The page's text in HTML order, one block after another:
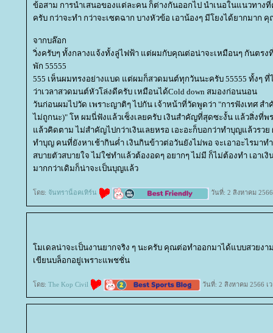
ข้อสาม การนำเสนอของแต่ละคน ก็ต่างกันออกไป นำเนอในแนวทาง
ครับ กว่าจะทำ กว่าจะเซตฉาก บางหัวข้อ เอาน้องๆ มีโยงได้ยากมาก
จากบล๊อก
วิ่งครับๆ ทั้งกลางแจ้งทั้งลู่ไฟฟ้า แต่ผมกับคุณต่อน่าจะเหมือนๆ กันตรงที่
พัก 55555
555 เห็นผมทรงอย่างแบด แต่ผมก็สวดมนต์ทุกวันนะครับ 55555 ทั้งๆ
ว่าเวลาสวดมนต์หัวโล่งดีครับ เหมือนได้Cold down สมองก่อนนอน
วันก่อนผมไปวัด เพราะญาติๆ ไปกัน เจ้าหน้าที่วัดพูดว่า "การฟังเทศ ส
ไม่ถูกนะ)" โห ผมนี่ฟังแล้วเซ็งเลยครับ เงินสำคัญที่สุดซะงั้น แล้วสิ่งที่พ
ล้วคิดตาม ไม่สำคัญไปกว่าเงินเลยหรอ เอะอะก็บอกว่าทำบุญแล้วรว
ทำบุญ คนที่ยังหาเช้ากินค่ำ เงินกินข้าวต่อวันยังไม่พอ จะเอาอะไรมา
สบายตัวสบายใจ ไม่ใช่ทำแล้วต้องอดๆ อยากๆ ไม่มี ก็ไม่ต้องทำ เอาเ
มากกว่าเดิมก็น่าจะเป็นบุญแล้ว
ดย: จันทราน็อคเทิร์น วันที่: 2 สิงหาคม
มเดลน่าจะเป็นงานยากจริง ๆ นะครับ คุณต่อทำออกมาได้แบบสวยงา
เขียนบล็อกอยู่เพราะแพชชั่น
ดย: The Kop Civil วันที่: 2 สิงหาคม 2566 เ